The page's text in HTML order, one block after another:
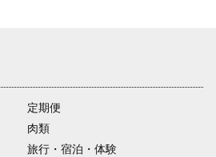
定期便
肉類
旅行・宿泊・体験